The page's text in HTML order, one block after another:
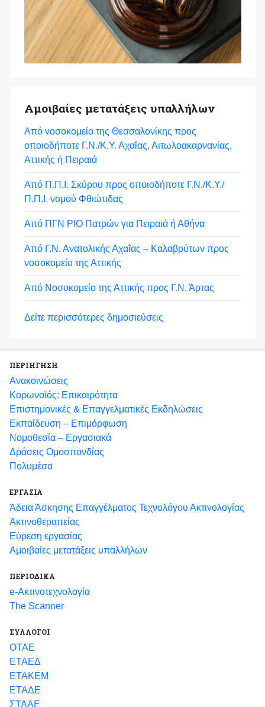
Αμοιβαίες μετατάξεις υπαλλήλων
Από νοσοκομείο της Θεσσαλονίκης προς
οποιοδήποτε Γ.Ν./Κ.Υ. Αχαΐας, Αιτωλοακαρνανίας,
Αττικής ή Πειραιά
Από Π.Π.Ι. Σκύρου προς οποιοδήποτε Γ.Ν./Κ.Υ./
Π.Π.Ι. νομού Φθιώτιδας
Από ΠΓΝ ΡΙΟ Πατρών για Πειραιά ή Αθήνα
Από Γ.Ν. Ανατολικής Αχαΐας – Καλαβρύτων προς
νοσοκομείο της Αττικής
Από Νοσοκομείο της Αττικής προς Γ.Ν. Άρτας
Δείτε περισσότερες δημοσιεύσεις
ΠΕΡΙΗΓΗΣΗ
Ανακοινώσεις
Κορωνοϊός: Επικαιρότητα
Eπιστημονικές & Επαγγελματικές Eκδηλώσεις
Εκπαίδευση – Επιμόρφωση
Νομοθεσία – Εργασιακά
Δράσεις Ομοσπονδίας
Πολυμέσα
ΕΡΓΑΣΙΑ
Άδεια Άσκησης Επαγγέλματος Τεχνολόγου Ακτινολογίας
Ακτινοθεραπείας
Εύρεση εργασίας
Αμοιβαίες μετατάξεις υπαλλήλων
ΠΕΡΙΟΔΙΚΑ
e-Ακτινοτεχνολογία
The Scanner
ΣΥΛΛΟΓΟΙ
ΟΤΑΕ
ΕΤΑΕΔ
ΕΤΑΚΕΜ
ΕΤΑΔΕ
ΣΤΑΑΕ